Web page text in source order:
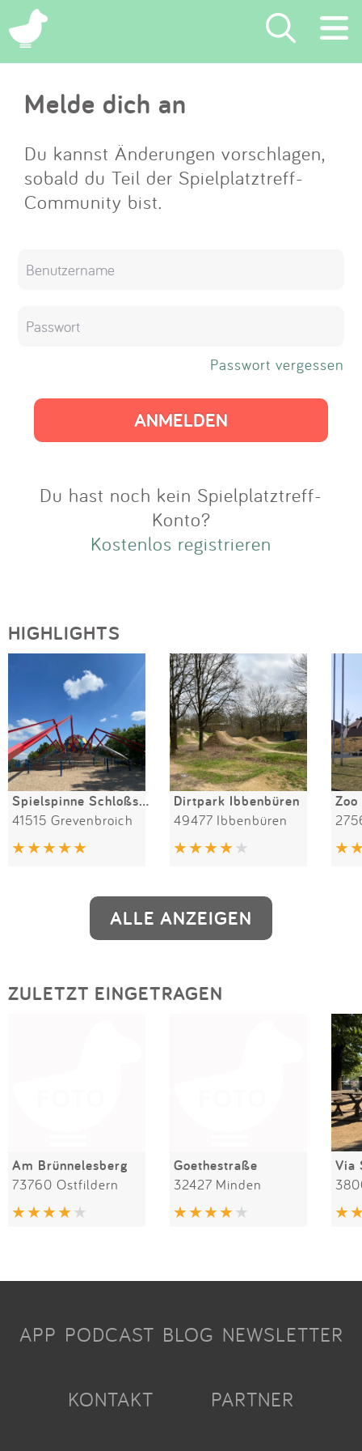
×
Suchen
Eintragen
App
Impressum
Anmelden
Melde dich an
Du kannst Änderungen vorschlagen,
sobald du Teil der Spielplatztreff-
Community bist.
Passwort vergessen
Du hast noch kein Spielplatztreff-
Konto?
Kostenlos registrieren
HIGHLIGHTS
Spielspinne Schloßstraße
41515 Grevenbroich
Dirtpark Ibbenbüren
49477 Ibbenbüren
ALLE ANZEIGEN
ZULETZT EINGETRAGEN
Am Brünnelesberg
73760 Ostfildern
Goethestraße
32427 Minden
Via
APP PODCAST BLOG NEWSLETTER
KONTAKT PARTNER